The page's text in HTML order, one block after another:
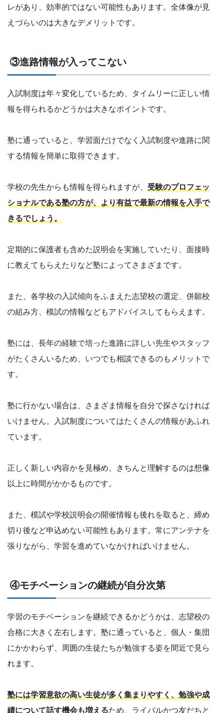
レがあり、効率的ではない可能性もあります。全体像が見
えづらいのは大きなデメリットです。
③進路情報が入ってこない
入試制度は年々変化しているため、タイムリーに正しい情
報を得られるかどうかは大きなポイントです。
塾に通っていると、学習面だけでなく入試制度や進路に関
する情報を簡単に取得できます。
学校の先生からも情報を得られますが、 受験のプロフェッ
ショナルである塾の方が、より有益で最新の情報を入手で
きるでしょう。
定期的に保護者も含めた説明会を実施していたり、面接時
に教えてもらえたりなど塾によってさまざまです。
また、各学校の入試傾向をふまえた志望校の選定、併願校
の組み方、模試の情報などもアドバイスしてもらえます。
塾には、長年の経験で培った進路に詳しい先生やスタッフ
がたくさんいるため、いつでも相談できるのもメリットで
す。
塾に行かない場合は、さまざま情報を自分で探さなければ
いけません。入試制度についてはたくさんの情報があふれ
ています。
正しく新しい内容かを見極め、きちんと理解するのは想像
以上に時間がかかるものです。
また、模試や学校説明会の開催情報も後れを取ると、締め
切り後など申込めない可能性もあります。常にアンテナを
張りながら、学習を進めていなかければいけません。
④モチベーションの継続が自分次第
学習のモチベーションを継続できるかどうかは、志望校の
合格に大きく左右します。塾に通っていると、個人・集団
にかかわらず、周囲の生徒たちが勉強する姿を間近で見ら
れます。
塾には学習意欲の高い生徒が多く集まりやすく、勉強や成
績について話す機会も増えるため、ライバルかつ友だちと